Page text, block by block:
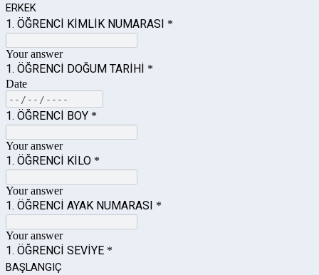
ERKEK
1. ÖĞRENCİ KİMLİK NUMARASI *
Your answer
1. ÖĞRENCİ DOĞUM TARİHİ *
Date
1. ÖĞRENCİ BOY *
Your answer
1. ÖĞRENCİ KİLO *
Your answer
1. ÖĞRENCİ AYAK NUMARASI *
Your answer
1. ÖĞRENCİ SEVİYE *
BAŞLANGIÇ